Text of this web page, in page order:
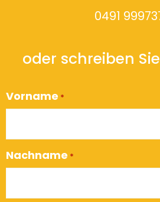
0491
oder schreiben
Vorname *
Nachname *